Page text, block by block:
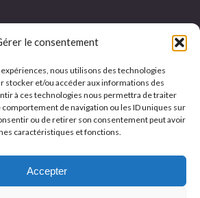
le consentement
nous utilisons des technologies
stocker et/ou accéder aux informations des
à ces technologies nous permettra de traiter
de navigation ou les ID uniques sur
ou de retirer son consentement peut avoir
caractéristiques et fonctions.
Accepter
Lundi - mardi - jeudi : 9h à 12h et 13h à 17h
Mercredi : 9h à 12h et 14h à 17h
Vendredi : 9h à 12h et 13h à 16h